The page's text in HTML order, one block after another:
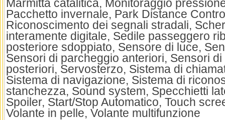
Marmitta catalitica, Monitoraggio
Pacchetto invernale, Park Distance
Riconoscimento dei segnali stradali,
interamente digitale, Sedile passeggero
posteriore sdoppiato, Sensore di luce,
Sensori di parcheggio anteriori, Sensori
posteriori, Servosterzo, Sistema di
Sistema di navigazione, Sistema di
stanchezza, Sound system, Specchietti
Spoiler, Start/Stop Automatico, Touch
Volante in pelle, Volante multifunzione